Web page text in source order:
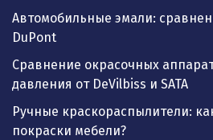
Автомобильные эмали:
DuPont
Сравнение окрасочных
давления от DeVilbiss и SATA
Ручные краскораспылители:
покраски мебели?